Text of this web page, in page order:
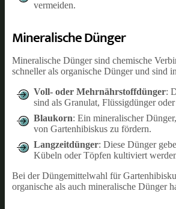
vermeiden.
Mineralische Dünger
Mineralische Dünger sind chemische
schneller als organische Dünger und sind
Voll- oder Mehrnährstoffdünger:
sind als Granulat, Flüssigdünger
Blaukorn: Ein mineralischer
von Gartenhibiskus zu fördern.
Langzeitdünger: Diese Dünger
Kübeln oder Töpfen kultiviert
Bei der Düngemittelwahl für
organische als auch mineralische Dünger